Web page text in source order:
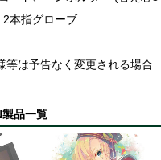
本指グローブ
は予告なく変更される場合
品一覧